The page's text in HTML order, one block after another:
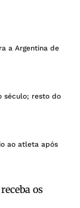
a Argentina de
século; resto do
ao atleta após
os